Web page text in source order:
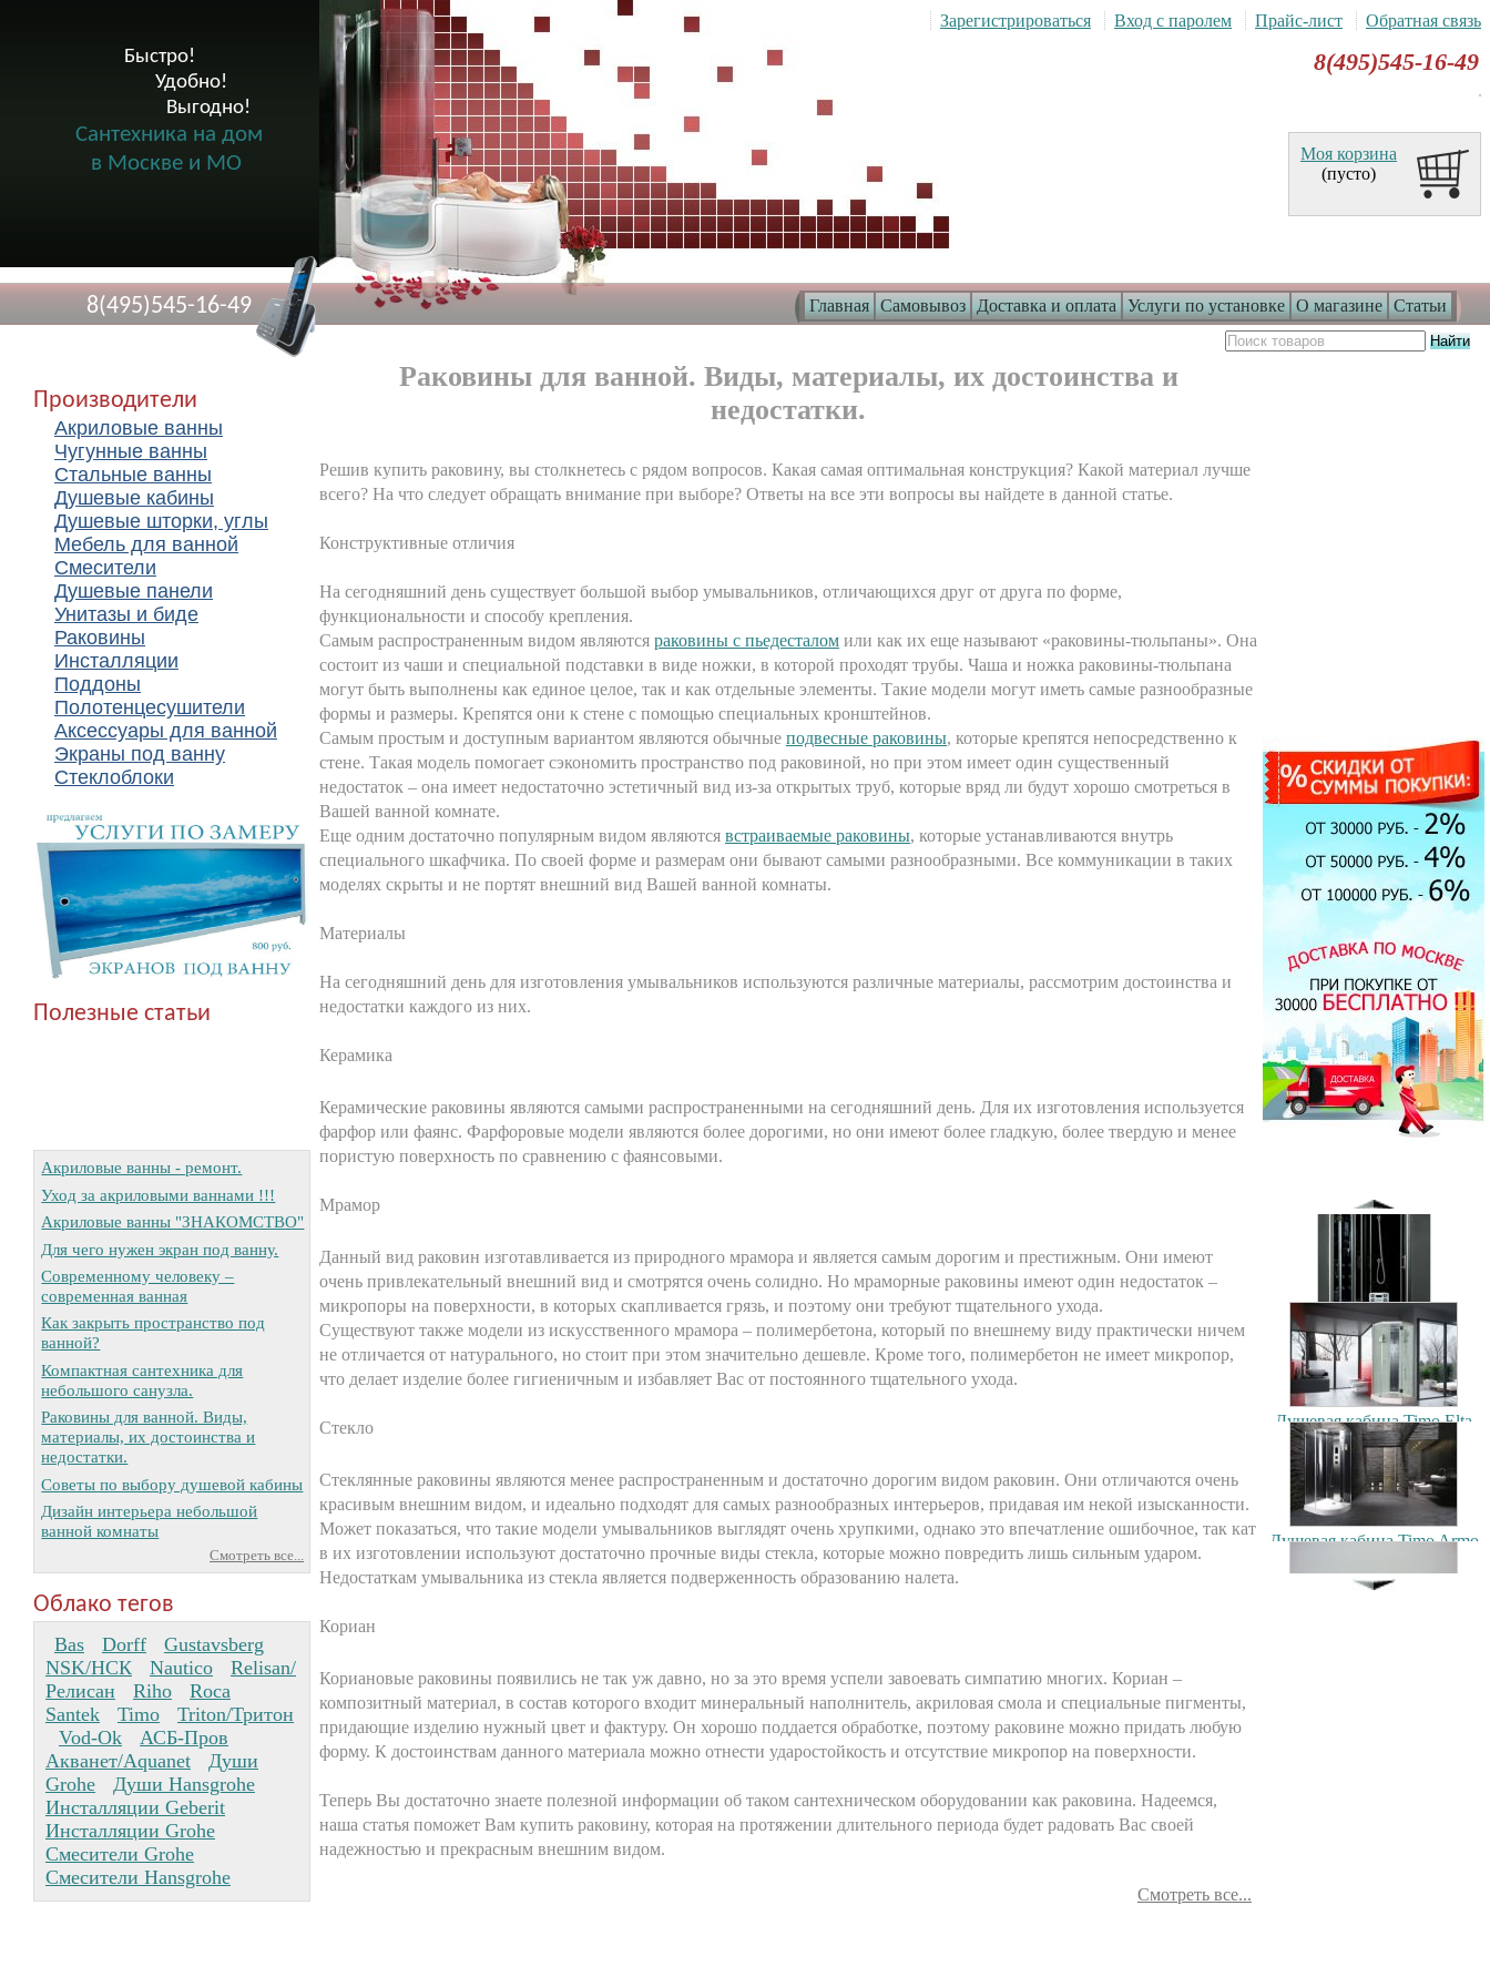
Главная Самовывоз Доставка и оплата Услуги по установке О магазине Статьи
Быстро!
              Удобно!
                      Выгодно!
Сантехника на дом
в Москве и МО
8(495)545-16-49
Зарегистрироваться Вход с паролем Прайс-лист Обратная связь
8(495)545-16-49
Моя корзина
(пусто)
Производители
Акриловые ванны
Чугунные ванны
Стальные ванны
Душевые кабины
Душевые шторки, углы
Мебель для ванной
Смесители
Душевые панели
Унитазы и биде
Раковины
Инсталляции
Поддоны
Полотенцесушители
Аксессуары для ванной
Экраны под ванну
Стеклоблоки
Полезные статьи
Акриловые ванны - ремонт.
Уход за акриловыми ваннами !!!
Акриловые ванны "ЗНАКОМСТВО"
Для чего нужен экран под ванну.
Современному человеку –
современная ванная
Как закрыть пространство под
ванной?
Компактная сантехника для
небольшого санузла.
Раковины для ванной. Виды,
материалы, их достоинства и
недостатки.
Советы по выбору душевой кабины
Дизайн интерьера небольшой
ванной комнаты
Смотреть все...
Облако тегов
Bas Dorff
Gustavsberg
NSK/НСК
Nautico
Relisan/
Релисан
Riho
Roca
Santek
Timo
Triton/Тритон
Vod-Ok
АСБ-Пров
Акванет/Aquanet
Души
Grohe
Души Hansgrohe
Инсталляции Geberit
Инсталляции Grohe
Смесители Grohe
Смесители Hansgrohe
Раковины для ванной. Виды, материалы, их достоинства и
недостатки.
Решив купить раковину, вы столкнетесь с рядом вопросов. Какая самая оптимальная конструкция? Какой материал лучше
всего? На что следует обращать внимание при выборе? Ответы на все эти вопросы вы найдете в данной статье.
Конструктивные отличия
На сегодняшний день существует большой выбор умывальников, отличающихся друг от друга по форме,
функциональности и способу крепления.
Самым распространенным видом являются раковины с пьедесталом или как их еще называют «раковины-тюльпаны». Она
состоит из чаши и специальной подставки в виде ножки, в которой проходят трубы. Чаша и ножка раковины-тюльпана
могут быть выполнены как единое целое, так и как отдельные элементы. Такие модели могут иметь самые разнообразные
формы и размеры. Крепятся они к стене с помощью специальных кронштейнов.
Самым простым и доступным вариантом являются обычные подвесные раковины, которые крепятся непосредственно к
стене. Такая модель помогает сэкономить пространство под раковиной, но при этом имеет один существенный
недостаток – она имеет недостаточно эстетичный вид из-за открытых труб, которые вряд ли будут хорошо смотреться в
Вашей ванной комнате.
Еще одним достаточно популярным видом являются встраиваемые раковины, которые устанавливаются внутрь
специального шкафчика. По своей форме и размерам они бывают самыми разнообразными. Все коммуникации в таких
моделях скрыты и не портят внешний вид Вашей ванной комнаты.
Материалы
На сегодняшний день для изготовления умывальников используются различные материалы, рассмотрим достоинства и
недостатки каждого из них.
Керамика
Керамические раковины являются самыми распространенными на сегодняшний день. Для их изготовления используется
фарфор или фаянс. Фарфоровые модели являются более дорогими, но они имеют более гладкую, более твердую и менее
пористую поверхность по сравнению с фаянсовыми.
Мрамор
Данный вид раковин изготавливается из природного мрамора и является самым дорогим и престижным. Они имеют
очень привлекательный внешний вид и смотрятся очень солидно. Но мраморные раковины имеют один недостаток –
микропоры на поверхности, в которых скапливается грязь, и поэтому они требуют тщательного ухода.
Существуют также модели из искусственного мрамора – полимербетона, который по внешнему виду практически ничем
не отличается от натурального, но стоит при этом значительно дешевле. Кроме того, полимербетон не имеет микропор,
что делает изделие более гигиеничным и избавляет Вас от постоянного тщательного ухода.
Стекло
Стеклянные раковины являются менее распространенным и достаточно дорогим видом раковин. Они отличаются очень
красивым внешним видом, и идеально подходят для самых разнообразных интерьеров, придавая им некой изысканности.
Может показаться, что такие модели умывальников выглядят очень хрупкими, однако это впечатление ошибочное, так кат
в их изготовлении используют достаточно прочные виды стекла, которые можно повредить лишь сильным ударом.
Недостаткам умывальника из стекла является подверженность образованию налета.
Кориан
Кориановые раковины появились не так уж давно, но за это время успели завоевать симпатию многих. Кориан –
композитный материал, в состав которого входит минеральный наполнитель, акриловая смола и специальные пигменты,
придающие изделию нужный цвет и фактуру. Он хорошо поддается обработке, поэтому раковине можно придать любую
форму. К достоинствам данного материала можно отнести ударостойкость и отсутствие микропор на поверхности.
Теперь Вы достаточно знаете полезной информации об таком сантехническом оборудовании как раковина. Надеемся,
наша статья поможет Вам купить раковину, которая на протяжении длительного периода будет радовать Вас своей
надежностью и прекрасным внешним видом.
Смотреть все...
Экран под ванну
ENGLHOME 150
7900.00 руб.
Душевая кабина Timo T-1190
90x90см
44500.00 руб.
Душевая кабина Timo T-1170
170x88см
70500.00 руб.
Душевая кабина Timo Puro
Душевая кабина Timo T-1102
120x85см (L/R)
56200.00 руб.
Душевая кабина Timo Elta
90x90см
79300.00 руб.
Душевая кабина Timo Armo
90x90см
103500.00 руб.